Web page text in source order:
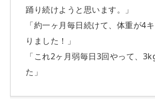
踊り続けようと思います。」
「約一ヶ月毎日続けて、体重が4
りました！」
「これ2ヶ月弱毎日3回やって、
た」